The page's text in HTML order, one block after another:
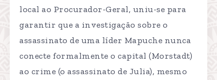
local ao Procurador-Geral, uniu-se para
garantir que a investigação sobre o
assassinato de uma líder Mapuche nunca
conecte formalmente o capital (Morstadt)
ao crime (o assassinato de Julia), mesmo